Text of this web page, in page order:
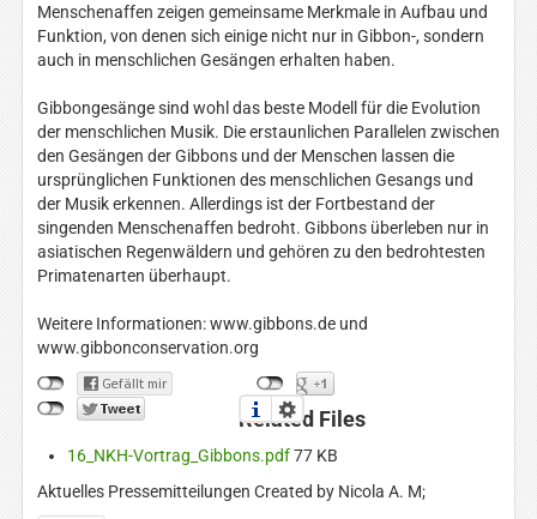
Menschenaffen zeigen gemeinsame Merkmale in Aufbau und
Funktion, von denen sich einige nicht nur in Gibbon-, sondern
auch in menschlichen Gesängen erhalten haben.
Gibbongesänge sind wohl das beste Modell für die Evolution
der menschlichen Musik. Die erstaunlichen Parallelen zwischen
den Gesängen der Gibbons und der Menschen lassen die
ursprünglichen Funktionen des menschlichen Gesangs und
der Musik erkennen. Allerdings ist der Fortbestand der
singenden Menschenaffen bedroht. Gibbons überleben nur in
asiatischen Regenwäldern und gehören zu den bedrohtesten
Primatenarten überhaupt.
Weitere Informationen: www.gibbons.de und
www.gibbonconservation.org
Related Files
16_NKH-Vortrag_Gibbons.pdf77 KB
Aktuelles Pressemitteilungen Created by Nicola A. M;